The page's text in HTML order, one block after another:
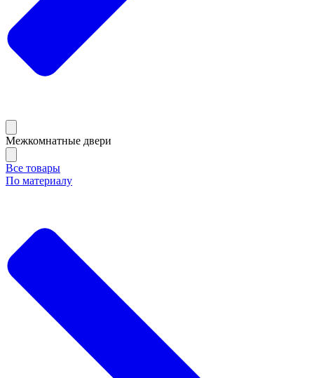
Межкомнатные двери
Все товары
По материалу